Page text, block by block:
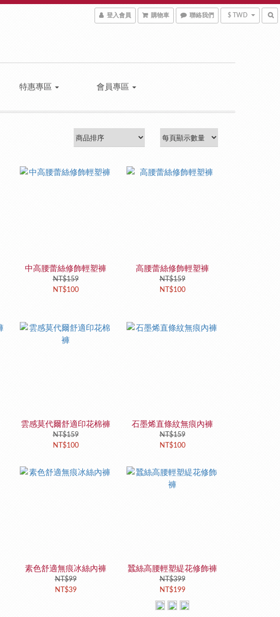
登入會員 購物車 聯絡我們 $ TWD
特惠專區 會員專區
中高腰蕾絲修飾輕塑褲
NT$159
NT$100
高腰蕾絲修飾輕塑褲
NT$159
NT$100
雲感莫代爾舒適印花棉褲
NT$159
NT$100
石墨烯直條紋無痕內褲
NT$159
NT$100
素色舒適無痕冰絲內褲
NT$99
NT$39
蠶絲高腰輕塑緹花修飾褲
NT$399
NT$199